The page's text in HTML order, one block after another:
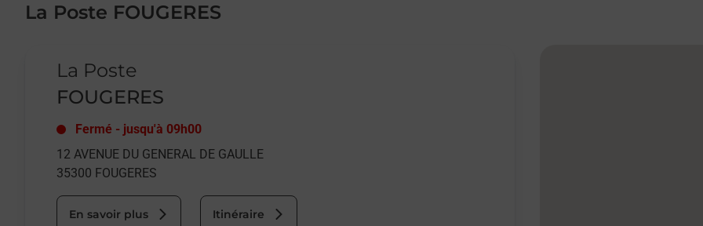
La Poste FOUGERES
La Poste
FOUGERES
Fermé - jusqu'à 09h00
12 AVENUE DU GENERAL DE GAULLE
35300 FOUGERES
En savoir plus Itinéraire